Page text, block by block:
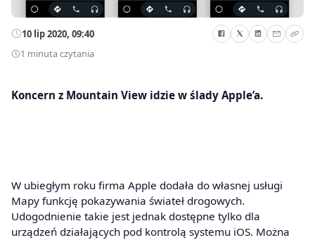
10 lip 2020, 09:40
1 minuta czytania
Koncern z Mountain View idzie w ślady Apple’a.
W ubiegłym roku firma Apple dodała do własnej usługi
Mapy funkcję pokazywania świateł drogowych.
Udogodnienie takie jest jednak dostępne tylko dla
urządzeń działających pod kontrolą systemu iOS. Można